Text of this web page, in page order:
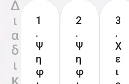
Δ
ι
α
δ
ι
κ
1
.
Ψ
η
φ
2
.
Ψ
η
φ
3
.
Χ
ε
ι